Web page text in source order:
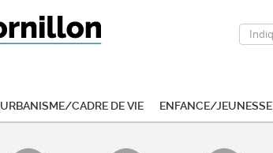
Urbanisme/Cadre de vie Enfance/Jeunesse